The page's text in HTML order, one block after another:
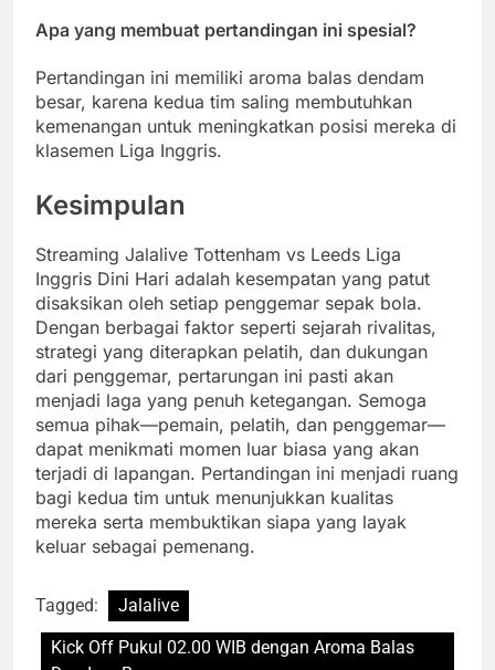
Apa yang membuat pertandingan ini spesial?
Pertandingan ini memiliki aroma balas dendam
besar, karena kedua tim saling membutuhkan
kemenangan untuk meningkatkan posisi mereka di
klasemen Liga Inggris.
Kesimpulan
Streaming Jalalive Tottenham vs Leeds Liga
Inggris Dini Hari adalah kesempatan yang patut
disaksikan oleh setiap penggemar sepak bola.
Dengan berbagai faktor seperti sejarah rivalitas,
strategi yang diterapkan pelatih, dan dukungan
dari penggemar, pertarungan ini pasti akan
menjadi laga yang penuh ketegangan. Semoga
semua pihak—pemain, pelatih, dan penggemar—
dapat menikmati momen luar biasa yang akan
terjadi di lapangan. Pertandingan ini menjadi ruang
bagi kedua tim untuk menunjukkan kualitas
mereka serta membuktikan siapa yang layak
keluar sebagai pemenang.
Tagged:
Jalalive
Kick Off Pukul 02.00 WIB dengan Aroma Balas